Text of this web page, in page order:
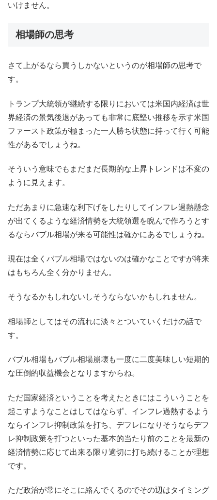
いけません。
相場師の思考
さて上がるなら買うしかないというのが相場師の思考で
す。
トランプ大統領が継続する限りにおいては米国内経済は世
界経済の景気後退があっても非常に底堅い推移を示す米国
ファースト政策が極まった一人勝ち状態に持って行く可能
性があるでしょうね。
そういう意味でもまだまだ長期的な上昇トレンドは不変の
ように見えます。
ただあまりに急速な利下げをしたりしてインフレ過熱懸念
が出てくるような経済情勢を大統領選を睨んで作ろうとす
るならバブル相場が来る可能性は確かにあるでしょうね。
現在は全くバブル相場ではないのは確かなことですが将来
はもちろん全く分かりません。
そうなるかもしれないしそうならないかもしれません。
相場師としてはその流れに淡々とついていくだけの話で
す。
バブル相場もバブル相場崩壊も一度に二度美味しい短期的
な圧倒的収益機会となりますからね。
ただ国家経済ということを考えたときにはこういうことを
起こすようなことはしてはならず、インフレ過熱するよう
ならインフレ抑制政策を打ち、デフレになりそうならデフ
レ抑制政策を打つといった基本的当たり前のことを最新の
経済情勢に応じて出来る限り適切に打ち続けることが理想
です。
ただ政治が常にそこに絡んでくるのでその辺はタイミング